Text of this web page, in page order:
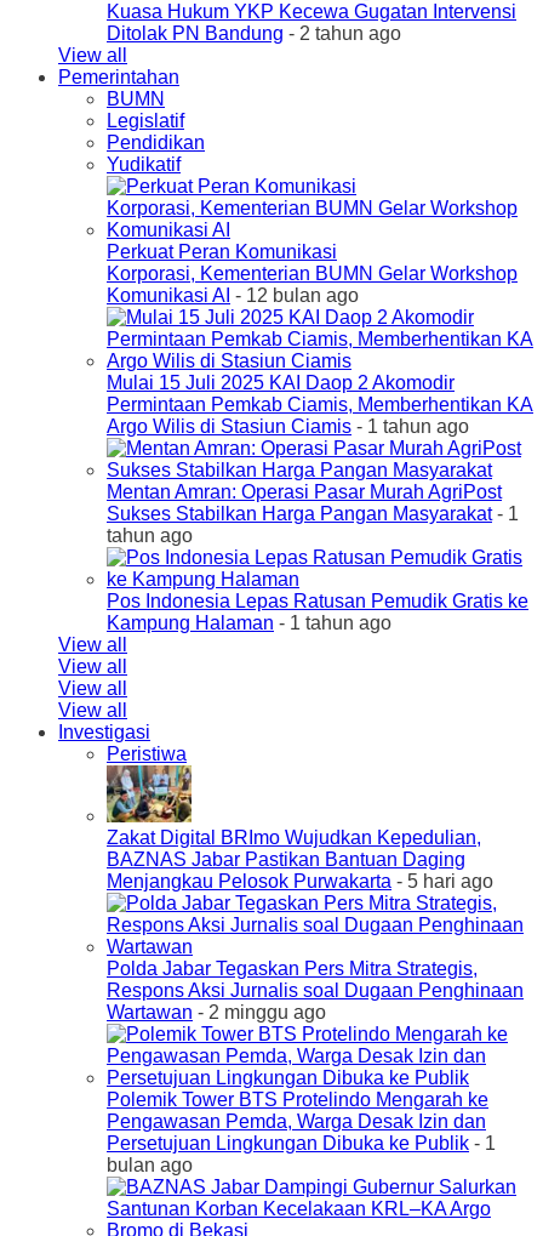
Kuasa Hukum YKP Kecewa Gugatan Intervensi
Ditolak PN Bandung - 2 tahun ago
View all
Pemerintahan
BUMN
Legislatif
Pendidikan
Yudikatif
Perkuat Peran Komunikasi
Korporasi, Kementerian BUMN Gelar Workshop
Komunikasi AI - 12 bulan ago
Mulai 15 Juli 2025 KAI Daop 2 Akomodir
Permintaan Pemkab Ciamis, Memberhentikan KA
Argo Wilis di Stasiun Ciamis - 1 tahun ago
Mentan Amran: Operasi Pasar Murah AgriPost
Sukses Stabilkan Harga Pangan Masyarakat- 1
tahun ago
Pos Indonesia Lepas Ratusan Pemudik Gratis ke
Kampung Halaman - 1 tahun ago
View all
View all
View all
View all
Investigasi
Peristiwa
Zakat Digital BRImo Wujudkan Kepedulian,
BAZNAS Jabar Pastikan Bantuan Daging
Menjangkau Pelosok Purwakarta - 5 hari ago
Polda Jabar Tegaskan Pers Mitra Strategis,
Respons Aksi Jurnalis soal Dugaan Penghinaan
Wartawan - 2 minggu ago
Polemik Tower BTS Protelindo Mengarah ke
Pengawasan Pemda, Warga Desak Izin dan
Persetujuan Lingkungan Dibuka ke Publik - 1
bulan ago